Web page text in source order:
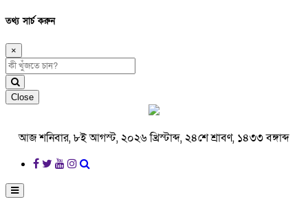
তথ্য সার্চ করুন
×
Close
আজ শনিবার, ৮ই আগস্ট, ২০২৬ খ্রিস্টাব্দ, ২৪শে শ্রাবণ, ১৪৩৩ বঙ্গাব্দ